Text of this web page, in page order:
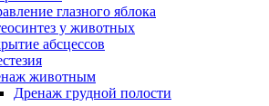
глазного яблока
у животных
абсцессов
животным
Дренаж грудной полости